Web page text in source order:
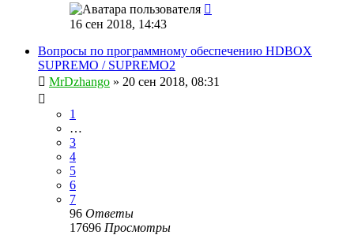
16 сен 2018, 14:43
Вопросы по программному обеспечению HDBOX
SUPREMO / SUPREMO2
MrDzhango » 20 сен 2018, 08:31
1
…
3
4
5
6
7
96 Ответы
17696 Просмотры